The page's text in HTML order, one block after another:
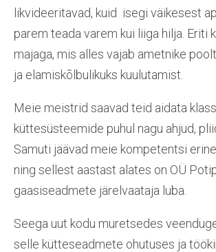
likvideeritavad, kuid isegi väikesest
parem teada varem kui liiga hilja. Eriti
majaga, mis alles vajab ametnike
ja elamiskõlbulikuks kuulutamist.
Meie meistrid saavad teid aidata
küttesüsteemide puhul nagu ahjud,
Samuti jäävad meie kompetentsi
ning sellest aastast alates on OÜ
gaasiseadmete järelvaataja luba.
Seega uut kodu muretsedes
selle kütteseadmete ohutuses ja